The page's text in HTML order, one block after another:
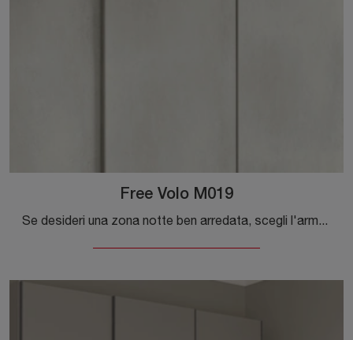
Free Volo M019
Se desideri una zona notte ben arredata, scegli l'armadio Free Volo M019 con ante scorrevoli di Colombini Casa!